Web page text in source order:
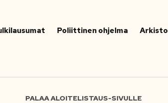
Poliittinen ohjelma Arkisto
PALAA ALOITELISTAUS-SIVULLE